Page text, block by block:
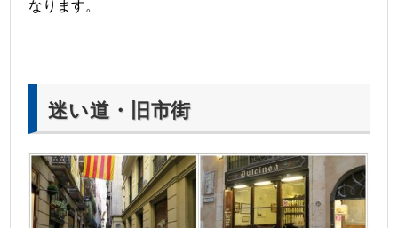
なります。
迷い道・旧市街